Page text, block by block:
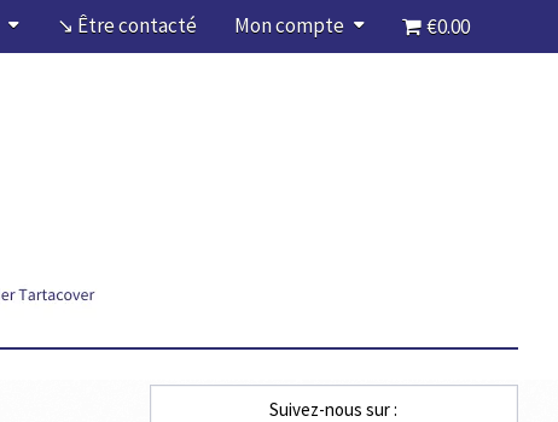
↘ Être contacté Mon compte €0.00
Suivez-nous sur :